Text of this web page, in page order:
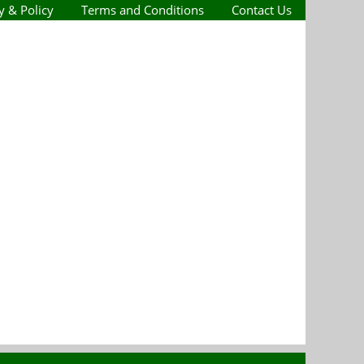
& Policy Terms and Conditions Contact Us